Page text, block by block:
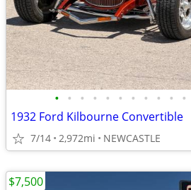
• • • • • • • • • • •
1932 Ford Kilbourne Convertible
7/14 2,972mi NEWCASTLE
$7,500